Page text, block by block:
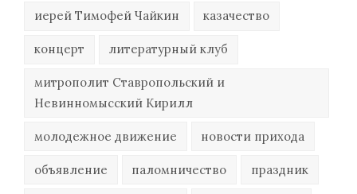
иерей Тимофей Чайкин казачество
концерт литературный клуб
митрополит Ставропольский и
Невинномысский Кирилл
молодежное движение новости прихода
объявление паломничество праздник